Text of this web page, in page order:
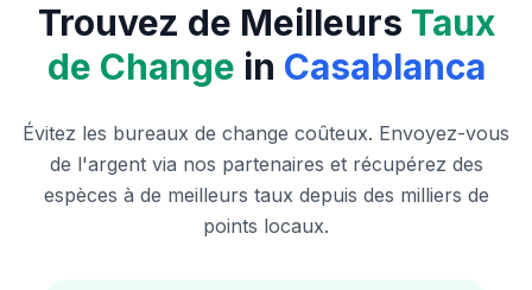
Trouvez de Meilleurs Taux
de Change in Casablanca
Évitez les bureaux de change coûteux. Envoyez-vous
de l'argent via nos partenaires et récupérez des
espèces à de meilleurs taux depuis des milliers de
points locaux.